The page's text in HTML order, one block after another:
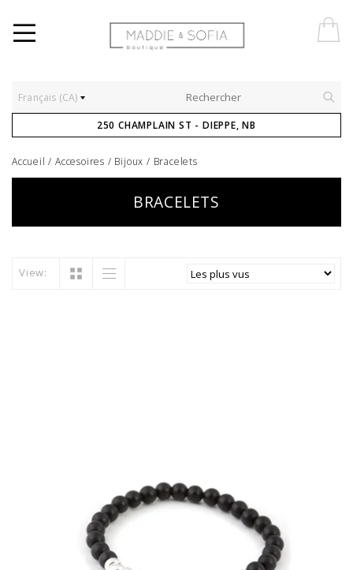
Français (CA)
250 CHAMPLAIN ST - DIEPPE, NB
Accueil /Accesoires / Bijoux / Bracelets
BRACELETS
View: